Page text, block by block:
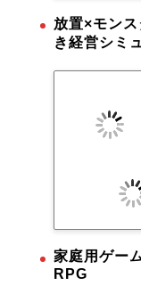
放置×モン
き経営シミ
家庭用ゲー
RPG